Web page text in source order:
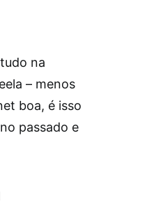
na
– menos
boa, é isso
passado e